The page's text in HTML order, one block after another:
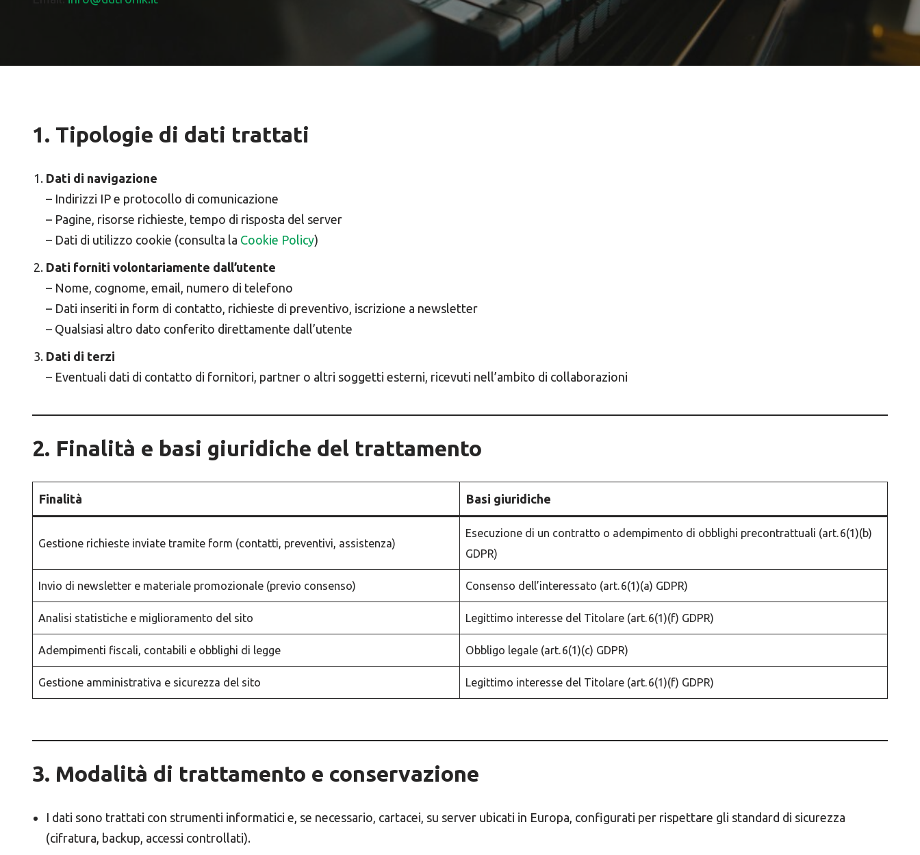
1. Tipologie di dati trattati
Dati di navigazione
– Indirizzi IP e protocollo di comunicazione
– Pagine, risorse richieste, tempo di risposta del server
– Dati di utilizzo cookie (consulta la Cookie Policy)
Dati forniti volontariamente dall’utente
– Nome, cognome, email, numero di telefono
– Dati inseriti in form di contatto, richieste di preventivo, iscrizione a newsletter
– Qualsiasi altro dato conferito direttamente dall’utente
Dati di terzi
– Eventuali dati di contatto di fornitori, partner o altri soggetti esterni, ricevuti nell’ambito di collaborazioni
2. Finalità e basi giuridiche del trattamento
Finalità Basi giuridiche
Gestione richieste inviate tramite form (contatti, preventivi, assistenza)
Esecuzione di un contratto o adempimento di obblighi precontrattuali (art. 6(1)(b)
GDPR)
Invio di newsletter e materiale promozionale (previo consenso) Consenso dell’interessato (art. 6(1)(a) GDPR)
Analisi statistiche e miglioramento del sito Legittimo interesse del Titolare (art. 6(1)(f) GDPR)
Adempimenti fiscali, contabili e obblighi di legge Obbligo legale (art. 6(1)(c) GDPR)
Gestione amministrativa e sicurezza del sito Legittimo interesse del Titolare (art. 6(1)(f) GDPR)
3. Modalità di trattamento e conservazione
I dati sono trattati con strumenti informatici e, se necessario, cartacei, su server ubicati in Europa, configurati per rispettare gli standard di sicurezza
(cifratura, backup, accessi controllati).